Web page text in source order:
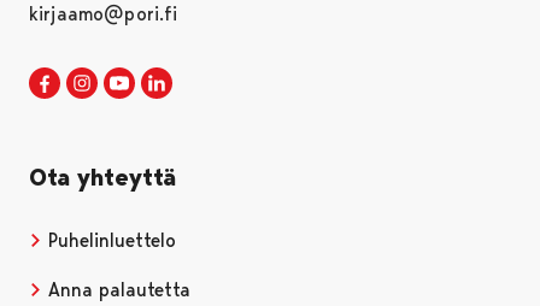
kirjaamo@pori.fi
Porin kaupunki Facebookissa
Avautuu uudessa välilehdessä
Porin kaupunki Instagramissa
Avautuu uudessa välilehdessä
Porin kaupunki Youtubessa
Avautuu uudessa välilehdessä
Ota yhteyttä
Puhelinluettelo
Anna palautetta